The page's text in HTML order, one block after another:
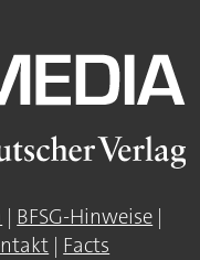
| BFSG-Hinweise |
| Facts